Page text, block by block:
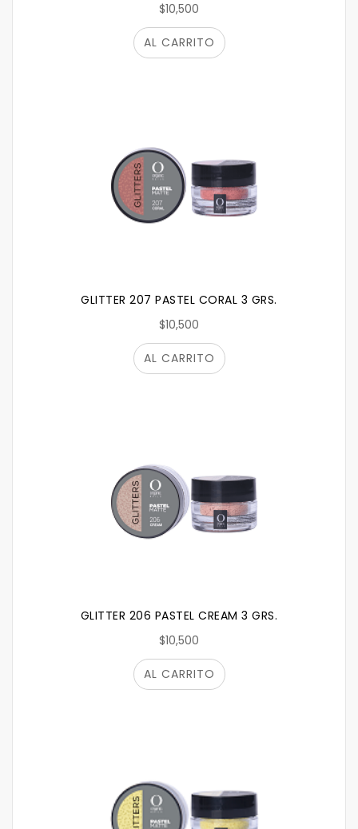
$10,500
AL CARRITO
GLITTER 207 PASTEL CORAL 3 GRS.
$10,500
AL CARRITO
GLITTER 206 PASTEL CREAM 3 GRS.
$10,500
AL CARRITO